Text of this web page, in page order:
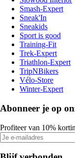
Smash-Expert
Sneak'In
Sneakids
Sport is good
Training-Fit
Trek-Expert
Triathlon-Expert
TripNBikers
Vélo-Store
Winter-Expert
Abonneer je op
Profiteer van 10%